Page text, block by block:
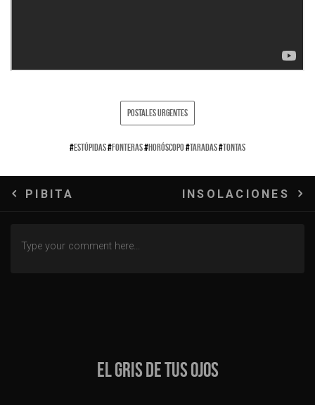
POSTALES URGENTES
#ESTÚPIDAS#FONTERAS#HORÓSCOPO#TARADAS#TONTAS
Navegación
entradas
PIBITA INSOLACIONES
EL GRIS DE TUS OJOS